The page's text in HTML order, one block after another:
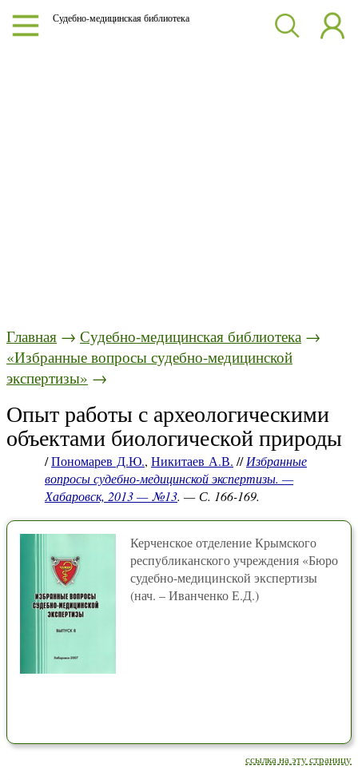
Судебно-медицинская библиотека
Главная → Судебно-медицинская библиотека →
«Избранные вопросы судебно-медицинской
экспертизы» →
Опыт работы с археологическими
объектами биологической природы
/Пономарев Д.Ю., Никитаев А.В. //Избранные
вопросы судебно-медицинской экспертизы. —
Хабаровск, 2013 — №13. — С. 166-169.
Керченское отделение Крымского
республиканского учреждения «Бюро
судебно-медицинской экспертизы
(нач. – Иванченко Е.Д.)
ссылка на эту страницу